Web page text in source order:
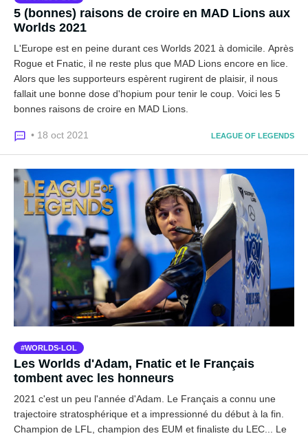
5 (bonnes) raisons de croire en MAD Lions aux
Worlds 2021
L'Europe est en peine durant ces Worlds 2021 à domicile. Après
Rogue et Fnatic, il ne reste plus que MAD Lions encore en lice.
Alors que les supporteurs espèrent rugirent de plaisir, il nous
fallait une bonne dose d'hopium pour tenir le coup. Voici les 5
bonnes raisons de croire en MAD Lions.
• 18 oct 2021 LEAGUE OF LEGENDS
WORLDS-LOL
Les Worlds d'Adam, Fnatic et le Français
tombent avec les honneurs
2021 c'est un peu l'année d'Adam. Le Français a connu une
trajectoire stratosphérique et a impressionné du début à la fin.
Champion de LFL, champion des EUM et finaliste du LEC... Le